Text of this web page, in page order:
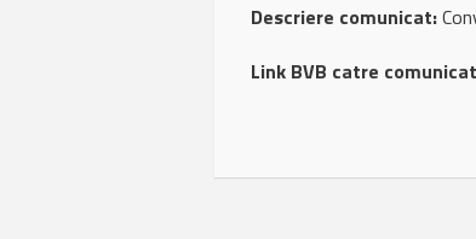
Descriere comunicat:
Link BVB catre